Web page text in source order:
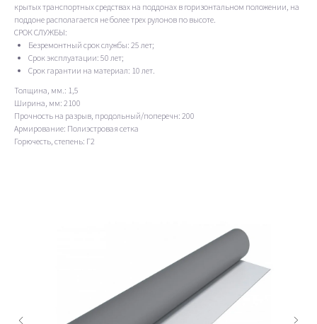
крытых транспортных средствах на поддонах в горизонтальном положении, на
поддоне располагается не более трех рулонов по высоте.
СРОК СЛУЖБЫ:
Безремонтный срок службы: 25 лет;
Срок эксплуатации: 50 лет;
Срок гарантии на материал: 10 лет.
Толщина, мм.: 1,5
Ширина, мм: 2100
Прочность на разрыв, продольный/поперечн: 200
Армирование: Полиэстровая сетка
Горючесть, степень: Г2